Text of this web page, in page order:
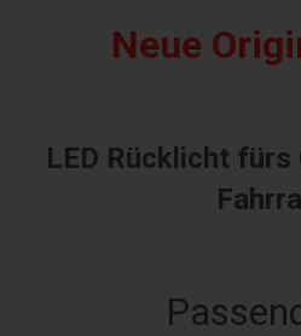
Neue
LED Rücklicht fürs